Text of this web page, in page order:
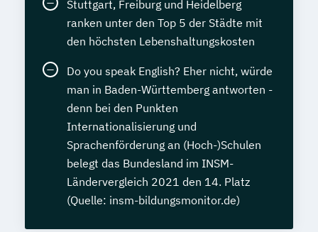
Stuttgart, Freiburg und Heidelberg
ranken unter den Top 5 der Städte mit
den höchsten Lebenshaltungskosten
Do you speak English? Eher nicht, würde
man in Baden-Württemberg antworten -
denn bei den Punkten
Internationalisierung und
Sprachenförderung an (Hoch-)Schulen
belegt das Bundesland im INSM-
Ländervergleich 2021 den 14. Platz
(Quelle: insm-bildungsmonitor.de)